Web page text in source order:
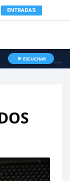
ENTRADAS
ESCUCHAR